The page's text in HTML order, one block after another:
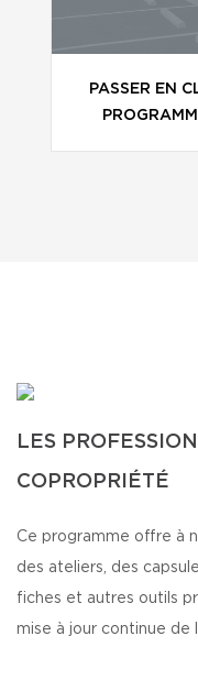
PASSER EN
LES
COPROPRIÉTÉ
Ce programme offre à
des ateliers, des
fiches et autres outils
mise à jour continue de